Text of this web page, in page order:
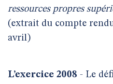
ressources propres
(extrait du compte
avril)
L’exercice 2008 - Le